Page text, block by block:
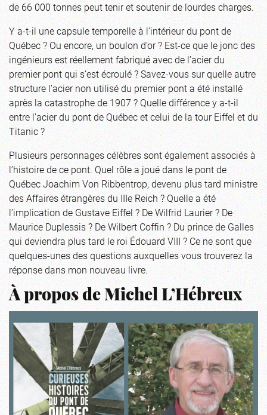
de 66 000 tonnes peut tenir et soutenir de lourdes charges.
Y a-t-il une capsule temporelle à l’intérieur du pont de
Québec ? Ou encore, un boulon d’or ? Est-ce que le jonc des
ingénieurs est réellement fabriqué avec de l’acier du
premier pont qui s’est écroulé ? Savez-vous sur quelle autre
structure l’acier non utilisé du premier pont a été installé
après la catastrophe de 1907 ? Quelle différence y a-t-il
entre l’acier du pont de Québec et celui de la tour Eiffel et du
Titanic ?
Plusieurs personnages célèbres sont également associés à
l’histoire de ce pont. Quel rôle a joué dans le pont de
Québec Joachim Von Ribbentrop, devenu plus tard ministre
des Affaires étrangères du IIIe Reich ? Quelle a été
l’implication de Gustave Eiffel ? De Wilfrid Laurier ? De
Maurice Duplessis ? De Wilbert Coffin ? Du prince de Galles
qui deviendra plus tard le roi Édouard VIII ? Ce ne sont que
quelques-unes des questions auxquelles vous trouverez la
réponse dans mon nouveau livre.
À propos de Michel L’Hébreux